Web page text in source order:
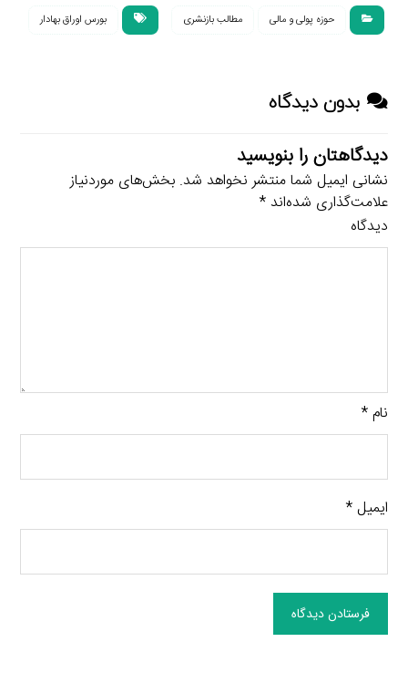
حوزه پولی و مالی مطالب بازنشری بورس اوراق بهادار
بدون دیدگاه
دیدگاهتان را بنویسید
نشانی ایمیل شما منتشر نخواهد شد. بخش‌های موردنیاز
علامت‌گذاری شده‌اند*
دیدگاه
نام*
ایمیل*
فرستادن دیدگاه